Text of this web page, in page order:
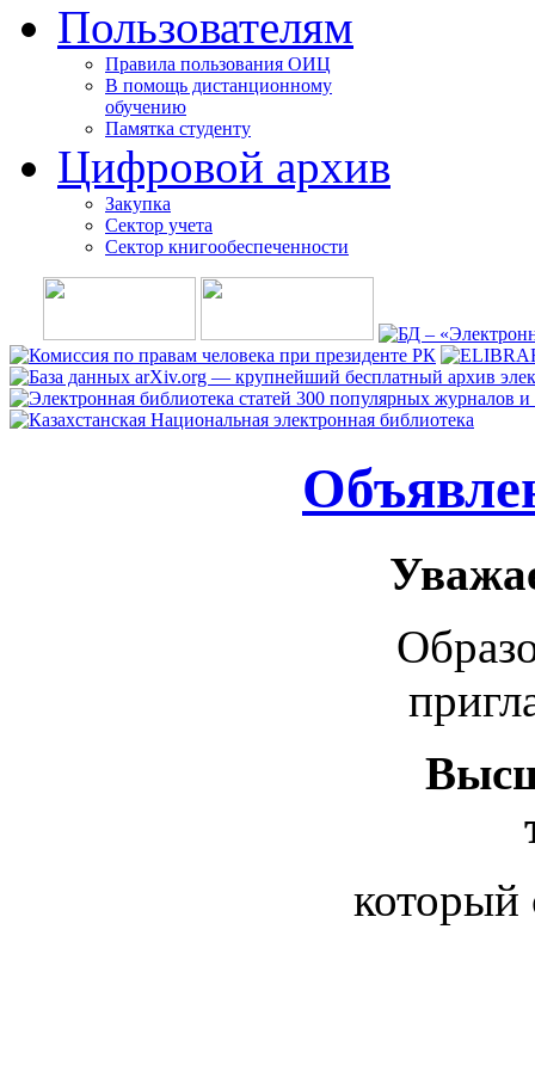
Пользователям
Правила пользования ОИЦ
В помощь дистанционному
обучению
Памятка студенту
Цифровой архив
Закупка
Сектор учета
Сектор книгообеспеченности
который